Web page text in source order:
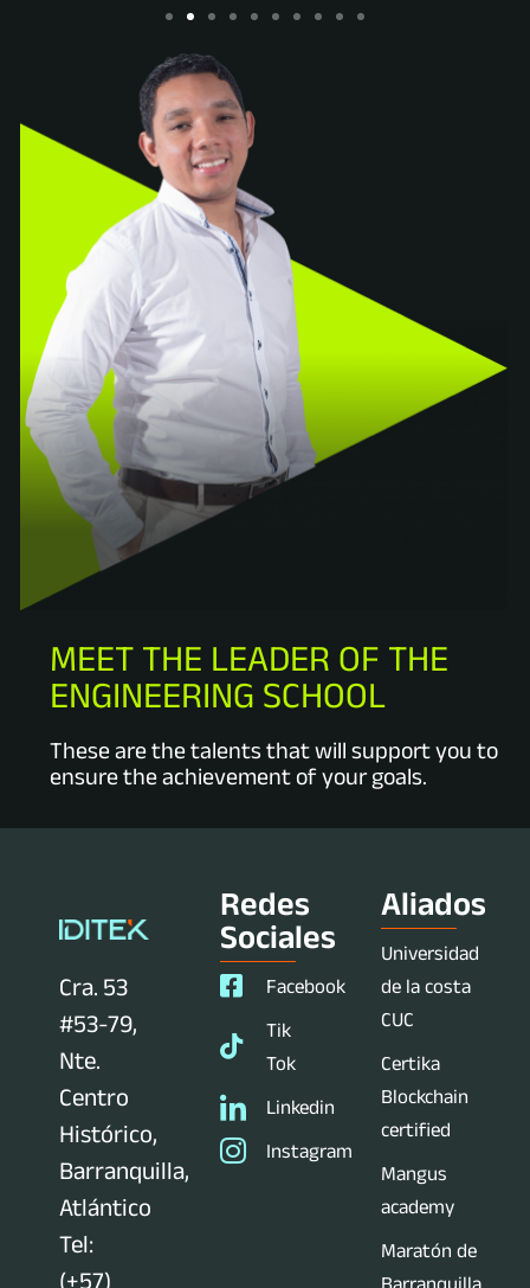
MEET THE LEADER OF THE
ENGINEERING SCHOOL
These are the talents that will support you to
ensure the achievement of your goals.
Cra. 53
#53-79,
Nte.
Centro
Histórico,
Barranquilla,
Atlántico
Tel:
(+57)
Redes
Sociales
Facebook
Tik
Tok
Linkedin
Instagram
Aliados
Universidad
de la costa
CUC
Certika
Blockchain
certified
Mangus
academy
Maratón de
Barranquilla